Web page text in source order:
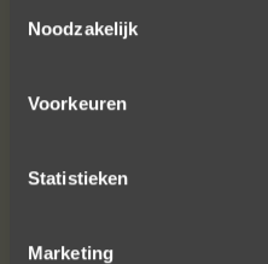
Noodzakelijk
Voorkeuren
Statistieken
Marketing
Bedankt voor al